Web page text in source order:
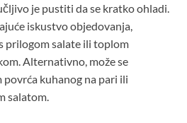
je pustiti da se kratko ohladi.
iskustvo objedovanja,
prilogom salate ili toplom
Alternativno, može se
kuhanog na pari ili
salatom.